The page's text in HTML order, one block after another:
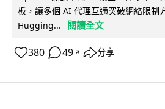
板，讓多個 AI 代理互通突破網絡限制
Hugging...
閱讀全文
380 49 ↗ 分享